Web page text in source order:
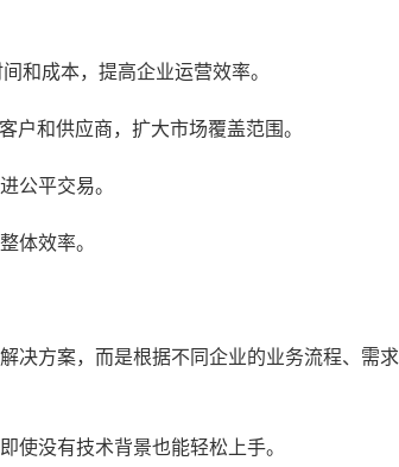
和成本，提高企业运营效率。
户和供应商，扩大市场覆盖范围。
公平交易。
体效率。
决方案，而是根据不同企业的业务流程、需求
使没有技术背景也能轻松上手。